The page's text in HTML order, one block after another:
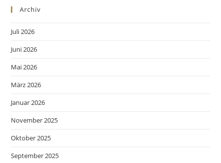
Archiv
Juli 2026
Juni 2026
Mai 2026
März 2026
Januar 2026
November 2025
Oktober 2025
September 2025